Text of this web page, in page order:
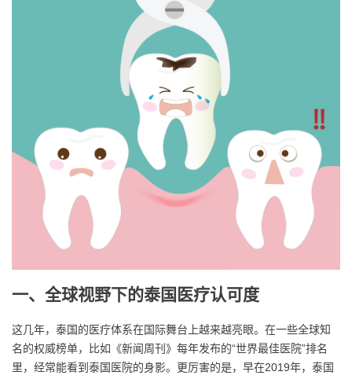
一、全球视野下的泰国医疗认可度
这几年，泰国的医疗体系在国际舞台上越来越亮眼。在一些全球知
名的权威榜单，比如《新闻周刊》每年发布的“世界最佳医院”排名
里，经常能看到泰国医院的身影。更厉害的是，早在2019年，泰国